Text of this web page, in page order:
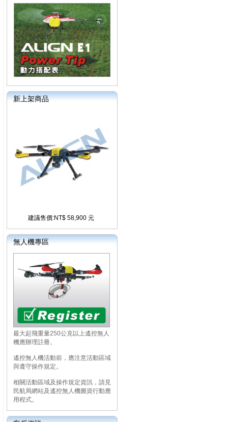
新上架商品
建議售價:NT$ 58,900 元
無人機專區
最大起飛重量250公克以上遙控無人
機應辦理註冊。
遙控無人機活動前，應注意活動區域
與遵守操作規定。
相關活動區域及操作規定資訊，請見
民航局網站及遙控無人機圖資行動應
用程式。